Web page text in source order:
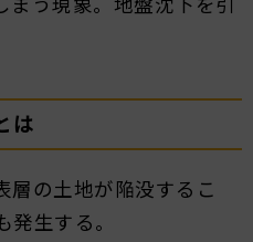
は
層の土地が陥没するこ
生する。